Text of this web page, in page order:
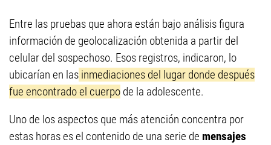
Entre las pruebas que ahora están bajo análisis figura
información de geolocalización obtenida a partir del
celular del sospechoso. Esos registros, indicaron, lo
ubicarían en las inmediaciones del lugar donde después
fue encontrado el cuerpo de la adolescente.
Uno de los aspectos que más atención concentra por
estas horas es el contenido de una serie de mensajes